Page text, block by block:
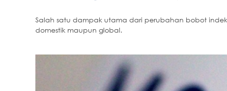
Salah satu dampak utama dari perubahan bobot
domestik maupun global.